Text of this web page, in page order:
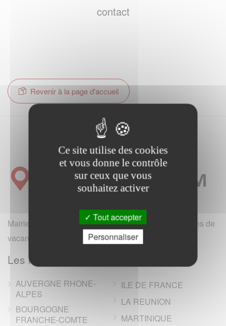
contact
Revenir à la page d'accueil
Mairie et office de tourisme de France (hotels, locations de
vacances, campings, annonces immobilieres).
Les regions de France
AUVERGNE RHONE-
ALPES
BOURGOGNE
FRANCHE-COMTE
ILE DE FRANCE
LA REUNION
MARTINIQUE
Ce site utilise des cookies
et vous donne le contrôle
sur ceux que vous
souhaitez activer
Tout accepter
Personnaliser